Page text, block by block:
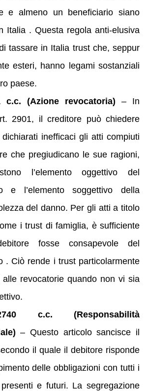
e almeno un beneficiario siano
Italia . Questa regola anti-elusiva
tassare in Italia trust che, seppur
esteri, hanno legami sostanziali
paese.
c.c. (Azione revocatoria) – In
2901, il creditore può chiedere
inefficaci gli atti compiuti
che pregiudicano le sue ragioni,
l’elemento oggettivo del
e l’elemento soggettivo della
del danno. Per gli atti a titolo
i trust di famiglia, è sufficiente
fosse consapevole del
. Ciò rende i trust particolarmente
alle revocatorie quando non vi sia
c.c. (Responsabilità
– Questo articolo sancisce il
il quale il debitore risponde
delle obbligazioni con tutti i
e futuri. La segregazione